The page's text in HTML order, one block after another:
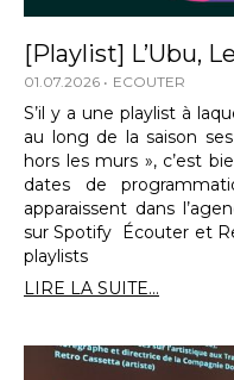
[Playlist] L’Ubu,
01.07.2026 ECOUTER
S’il y a une playlist à
au long de la saison
hors les murs », c’est
dates de
apparaissent dans
sur Spotify Écouter et
playlists
LIRE LA SUITE...